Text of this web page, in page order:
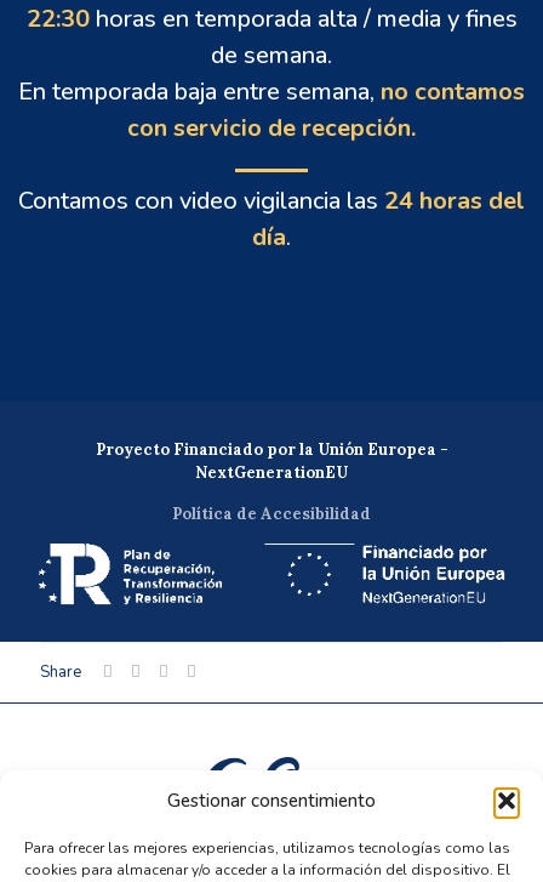
Gestionar consentimiento
Para ofrecer las mejores experiencias, utilizamos tecnologías como las
cookies para almacenar y/o acceder a la información del dispositivo. El
22:30horas en temporada alta / media y fines
de semana.
En temporada baja entre semana, no contamos
con servicio de recepción.
Contamos con video vigilancia las 24 horas del
día.
Proyecto Financiado por la Unión Europea -
NextGenerationEU
Política de Accesibilidad
Share
Política de privacidad